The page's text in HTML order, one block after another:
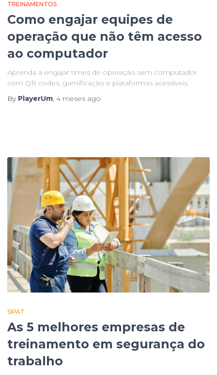
TREINAMENTOS
Como engajar equipes de
operação que não têm acesso
ao computador
Aprenda a engajar times de operação sem computador
com QR codes, gamificação e plataformas acessíveis.
By PlayerUm, 4 meses ago
SIPAT
As 5 melhores empresas de
treinamento em segurança do
trabalho